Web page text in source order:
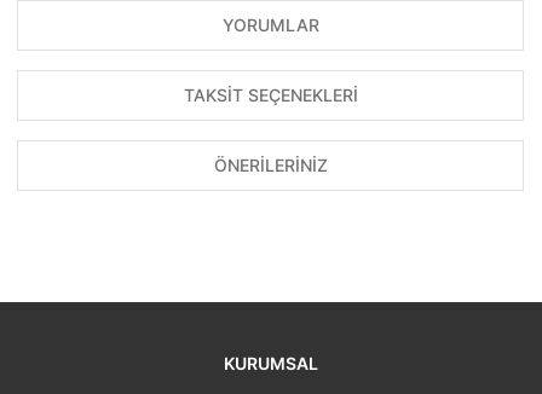
YORUMLAR
TAKSİT SEÇENEKLERİ
ÖNERİLERİNİZ
KURUMSAL